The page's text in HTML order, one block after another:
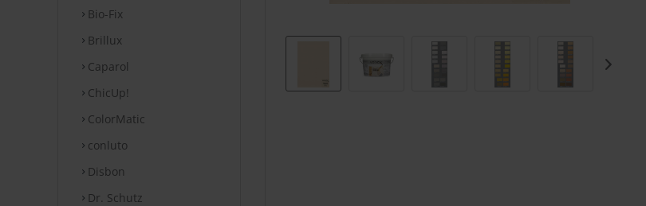
Bio-Fix
Brillux
Caparol
ChicUp!
ColorMatic
conluto
Disbon
Dr. Schutz